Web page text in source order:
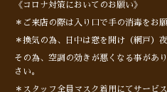
《コロナ対策においてのお願い》
＊ご来店の際は入り口で手の消毒をお願
＊換気の為、日中は窓を開け（網戸）
その為、空調の効きが悪くなる事があ
さい。
＊スタッフ全員マスク着用にてサービ